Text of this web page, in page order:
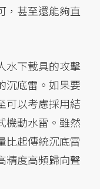
，甚至還能夠直
水下載具的攻擊
沉底雷。如果要
可以考慮採用結
機動水雷。雖然
比起傳統沉底雷
精度高頻歸向聲